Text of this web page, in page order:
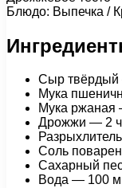
Блюдо: Выпечка /
Сыр твёрдый
Мука
Мука ржаная
Дрожжи — 2
Соль
Сахарный
Вода — 100